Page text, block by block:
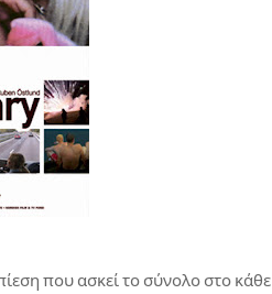
που ασκεί το σύνολο στο κάθε